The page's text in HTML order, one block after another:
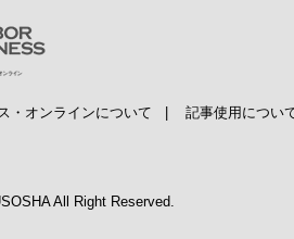
・オンラインについて 記事使用につい
All Right Reserved.